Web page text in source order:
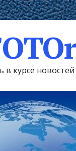
в курсе новостей